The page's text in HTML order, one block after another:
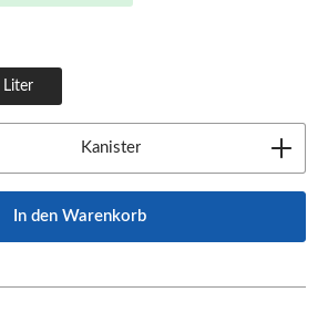
Liter
Gib den gewünschten Wert ein
Kanister
In den Warenkorb